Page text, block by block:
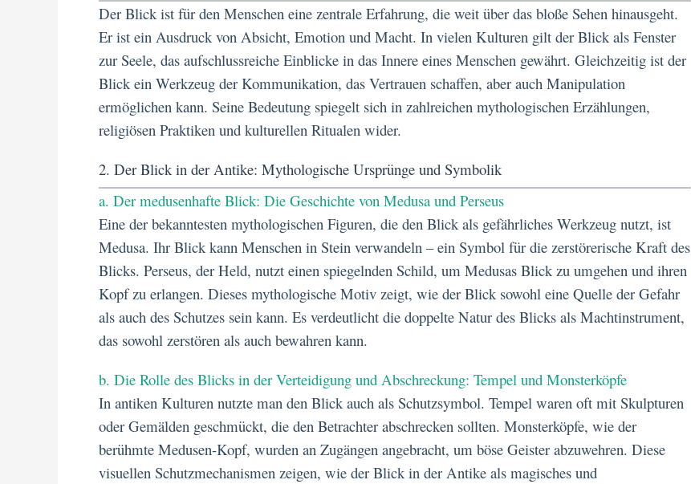
Der Blick ist für den Menschen eine zentrale Erfahrung, die weit über das bloße Sehen hinausgeht.
Er ist ein Ausdruck von Absicht, Emotion und Macht. In vielen Kulturen gilt der Blick als Fenster
zur Seele, das aufschlussreiche Einblicke in das Innere eines Menschen gewährt. Gleichzeitig ist der
Blick ein Werkzeug der Kommunikation, das Vertrauen schaffen, aber auch Manipulation
ermöglichen kann. Seine Bedeutung spiegelt sich in zahlreichen mythologischen Erzählungen,
religiösen Praktiken und kulturellen Ritualen wider.
2. Der Blick in der Antike: Mythologische Ursprünge und Symbolik
a. Der medusenhafte Blick: Die Geschichte von Medusa und Perseus
Eine der bekanntesten mythologischen Figuren, die den Blick als gefährliches Werkzeug nutzt, ist
Medusa. Ihr Blick kann Menschen in Stein verwandeln – ein Symbol für die zerstörerische Kraft des
Blicks. Perseus, der Held, nutzt einen spiegelnden Schild, um Medusas Blick zu umgehen und ihren
Kopf zu erlangen. Dieses mythologische Motiv zeigt, wie der Blick sowohl eine Quelle der Gefahr
als auch des Schutzes sein kann. Es verdeutlicht die doppelte Natur des Blicks als Machtinstrument,
das sowohl zerstören als auch bewahren kann.
b. Die Rolle des Blicks in der Verteidigung und Abschreckung: Tempel und Monsterköpfe
In antiken Kulturen nutzte man den Blick auch als Schutzsymbol. Tempel waren oft mit Skulpturen
oder Gemälden geschmückt, die den Betrachter abschrecken sollten. Monsterköpfe, wie der
berühmte Medusen-Kopf, wurden an Zugängen angebracht, um böse Geister abzuwehren. Diese
visuellen Schutzmechanismen zeigen, wie der Blick in der Antike als magisches und